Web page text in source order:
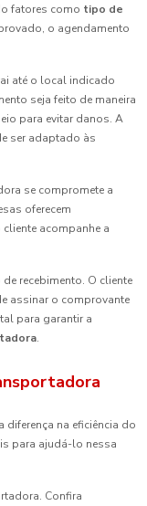
fatores como tipo de
o agendamento
até o local indicado
seja feito de maneira
para evitar danos. A
ser adaptado às
se compromete a
oferecem
acompanhe a
recebimento. O cliente
assinar o comprovante
para garantir a
.
na eficiência do
para ajudá-lo nessa
Confira